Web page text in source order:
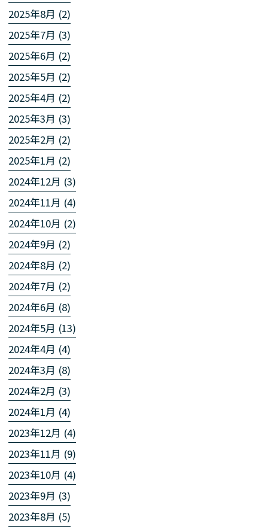
2025年8月 (2)
2025年7月 (3)
2025年6月 (2)
2025年5月 (2)
2025年4月 (2)
2025年3月 (3)
2025年2月 (2)
2025年1月 (2)
2024年12月 (3)
2024年11月 (4)
2024年10月 (2)
2024年9月 (2)
2024年8月 (2)
2024年7月 (2)
2024年6月 (8)
2024年5月 (13)
2024年4月 (4)
2024年3月 (8)
2024年2月 (3)
2024年1月 (4)
2023年12月 (4)
2023年11月 (9)
2023年10月 (4)
2023年9月 (3)
2023年8月 (5)